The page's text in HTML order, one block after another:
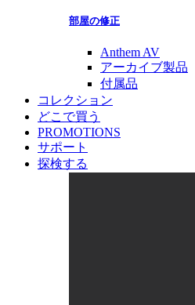
部屋の修正
Anthem AV
アーカイブ製品
付属品
コレクション
どこで買う
PROMOTIONS
サポート
探検する